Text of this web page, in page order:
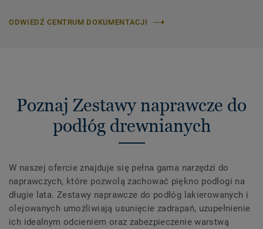
ODWIEDŹ CENTRUM DOKUMENTACJI
Poznaj Zestawy naprawcze do
podłóg drewnianych
W naszej ofercie znajduje się pełna gama narzędzi do
naprawczych, które pozwolą zachować piękno podłogi na
długie lata. Zestawy naprawcze do podłóg lakierowanych i
olejowanych umożliwiają usunięcie zadrapań, uzupełnienie
ich idealnym odcieniem oraz zabezpieczenie warstwą